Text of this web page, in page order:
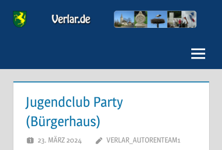
Inhalt
Verlar
Menu
Jugendclub Party
(Bürgerhaus)
23. MÄRZ 2024 VERLAR_AUTORENTEAM1